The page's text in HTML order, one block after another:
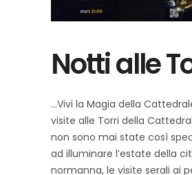
Notti alle
...Vivi la Magia della
visite alle Torri della
non sono mai state così
ad illuminare l’estate della
normanna, le visite serali ai